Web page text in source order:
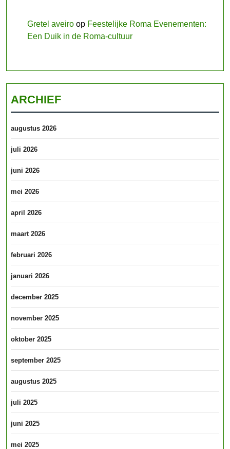
Gretel aveiro op Feestelijke Roma Evenementen:
Een Duik in de Roma-cultuur
ARCHIEF
augustus 2026
juli 2026
juni 2026
mei 2026
april 2026
maart 2026
februari 2026
januari 2026
december 2025
november 2025
oktober 2025
september 2025
augustus 2025
juli 2025
juni 2025
mei 2025